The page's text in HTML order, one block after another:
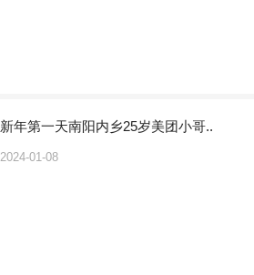
新年第一天南阳内乡25岁美团小哥..
2024-01-08